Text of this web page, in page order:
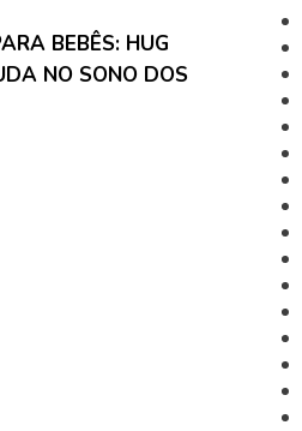
BEBÊS: HUG
NO SONO DOS